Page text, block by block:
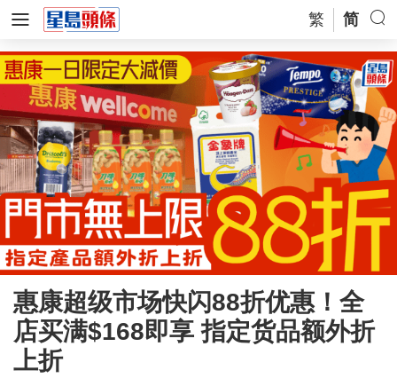
繁 简
惠康超级市场快闪88折优惠！全
店买满$168即享 指定货品额外折
上折